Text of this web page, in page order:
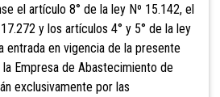
el artículo 8° de la ley Nº 15.142, el
y los artículos 4° y 5° de la ley
entrada en vigencia de la presente
Empresa de Abastecimiento de
exclusivamente por las